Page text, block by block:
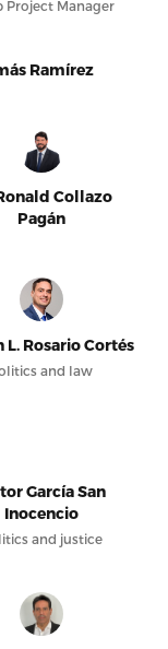
Project Manager
Ramírez
Collazo
Pagán
L. Rosario Cortés
and law
García San
Inocencio
and justice